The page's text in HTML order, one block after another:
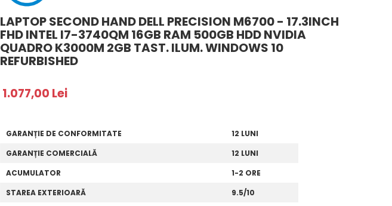
LAPTOP SECOND HAND DELL PRECISION M6700 - 17.3INCH
FHD INTEL I7-3740QM 16GB RAM 500GB HDD NVIDIA
QUADRO K3000M 2GB TAST. ILUM. WINDOWS 10
REFURBISHED
1.077,00 Lei
GARANȚIE DE CONFORMITATE
12 LUNI
GARANȚIE COMERCIALĂ
12 LUNI
ACUMULATOR
1-2 ORE
STAREA EXTERIOARĂ
9.5/10